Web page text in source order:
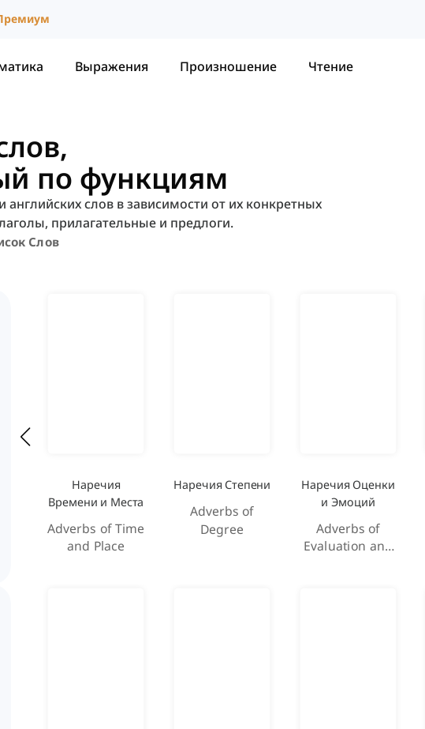
Выражения Произношение Чтение
по функциям
слов в зависимости от их конкретных
прилагательные и предлоги.
Слов
Наречия
Времени и Места
Adverbs of Time
and Place
Наречия Степени
Adverbs of
Degree
Наречия Оценки
и Эмоций
Adverbs of
Evaluation and